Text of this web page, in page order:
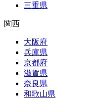
三重県
関西
大阪府
兵庫県
京都府
滋賀県
奈良県
和歌山県